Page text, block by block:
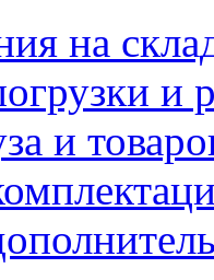
на
и
и